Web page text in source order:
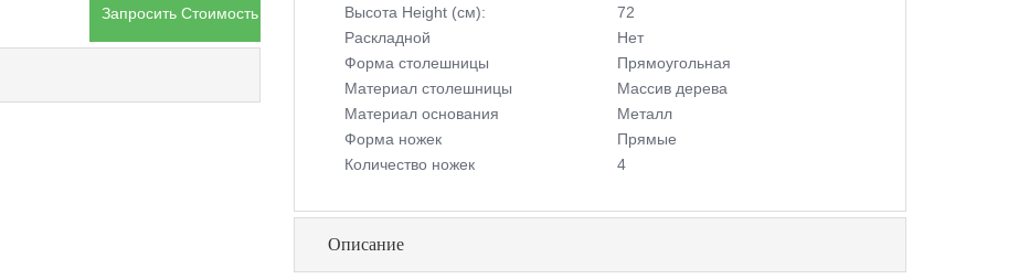
Запросить Стоимость Товара
Высота Height (см):
72
Раскладной
Нет
Форма столешницы
Прямоугольная
Материал столешницы
Массив дерева
Материал основания
Металл
Форма ножек
Прямые
Количество ножек
4
Описание